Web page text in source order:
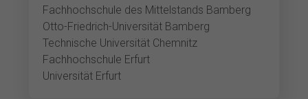
Fachhochschule des Mittelstands Bamberg
Otto-Friedrich-Universität Bamberg
Technische Universität Chemnitz
Fachhochschule Erfurt
Universität Erfurt